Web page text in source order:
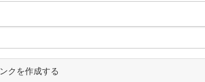
クを作成する